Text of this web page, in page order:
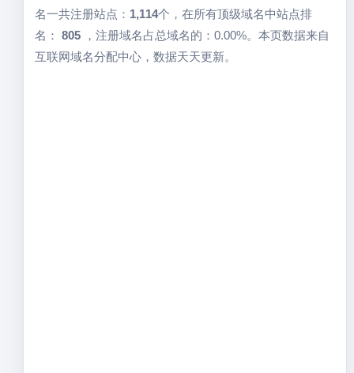
名一共注册站点： 1,114个，在所有顶级域名中站点排
名： 805，注册域名占总域名的：0.00%。本页数据来自
互联网域名分配中心，数据天天更新。